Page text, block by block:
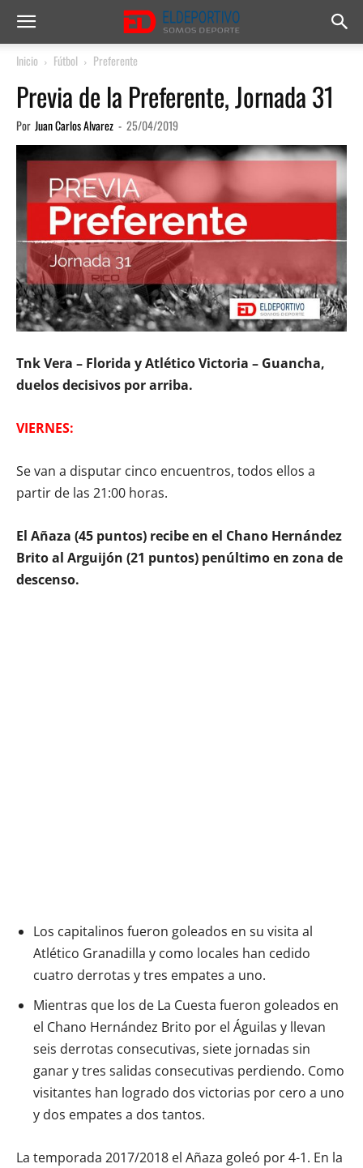
Inicio Fútbol Preferente
Previa de la Preferente, Jornada 31
Por Juan Carlos Alvarez - 25/04/2019
Tnk Vera – Florida y Atlético Victoria – Guancha,
duelos decisivos por arriba.
VIERNES:
Se van a disputar cinco encuentros, todos ellos a
partir de las 21:00 horas.
El Añaza (45 puntos) recibe en el Chano Hernández
Brito al Arguijón (21 puntos) penúltimo en zona de
descenso.
Los capitalinos fueron goleados en su visita al
Atlético Granadilla y como locales han cedido
cuatro derrotas y tres empates a uno.
Mientras que los de La Cuesta fueron goleados en
el Chano Hernández Brito por el Águilas y llevan
seis derrotas consecutivas, siete jornadas sin
ganar y tres salidas consecutivas perdiendo. Como
visitantes han logrado dos victorias por cero a uno
y dos empates a dos tantos.
La temporada 2017/2018 el Añaza goleó por 4-1. En la